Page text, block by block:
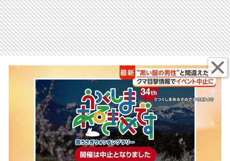
る男性 秋田では防波堤近くに“クマ出没”